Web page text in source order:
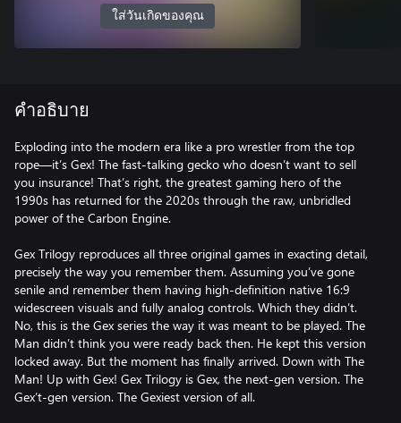
ใส่วันเกิดของคุณ
คำอธิบาย
Exploding into the modern era like a pro wrestler from the top
rope—it’s Gex! The fast-talking gecko who doesn’t want to sell
you insurance! That’s right, the greatest gaming hero of the
1990s has returned for the 2020s through the raw, unbridled
power of the Carbon Engine.
Gex Trilogy reproduces all three original games in exacting detail,
precisely the way you remember them. Assuming you’ve gone
senile and remember them having high-definition native 16:9
widescreen visuals and fully analog controls. Which they didn’t.
No, this is the Gex series the way it was meant to be played. The
Man didn’t think you were ready back then. He kept this version
locked away. But the moment has finally arrived. Down with The
Man! Up with Gex! Gex Trilogy is Gex, the next-gen version. The
Gex’t-gen version. The Gexiest version of all.